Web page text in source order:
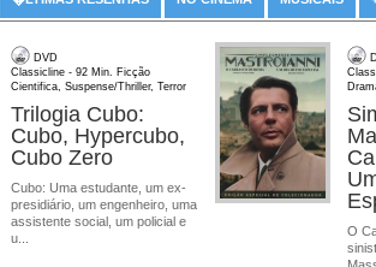
DVD
Classicline - 92 Min. Ficção
Cientifica, Suspense/Thriller, Terror
Trilogia Cubo:
Cubo, Hypercubo,
Cubo Zero
Cubo: Uma estudante, um ex-
presidiário, um engenheiro, uma
assistente social, um policial e
u...
O